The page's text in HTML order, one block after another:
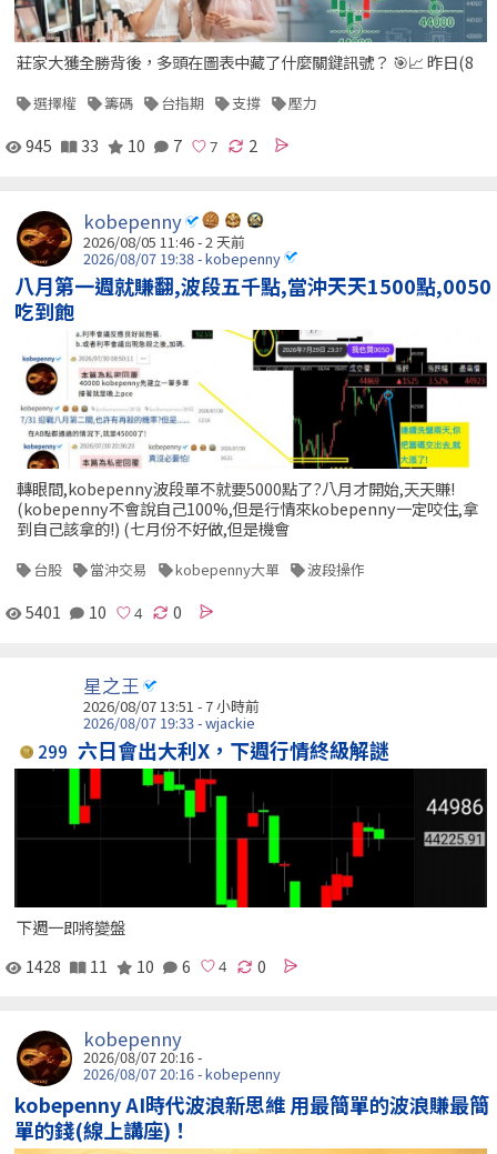
莊家大獲全勝背後，多頭在圖表中藏了什麼關鍵訊號？ 🎯📈 昨日(8
選擇權 籌碼 台指期 支撐 壓力
945 33 10 7 2
kobepenny
2026/08/05 11:46 - 2 天前
2026/08/07 19:38 - kobepenny
八月第一週就賺翻,波段五千點,當沖天天1500點,0050
吃到飽
轉眼間,kobepenny波段單不就要5000點了?八月才開始,天天賺!
(kobepenny不會說自己100%,但是行情來kobepenny一定咬住,拿
到自己該拿的!) (七月份不好做,但是機會
台股 當沖交易 kobepenny大單 波段操作
5401 10 0
星之王
2026/08/07 13:51 - 7 小時前
2026/08/07 19:33 - wjackie
299 六日會出大利X，下週行情終級解謎
下週一即將變盤
1428
11 10 6 0
kobepenny
2026/08/07 20:16 -
2026/08/07 20:16 - kobepenny
kobepenny AI時代波浪新思維 用最簡單的波浪賺最簡
單的錢(線上講座)！